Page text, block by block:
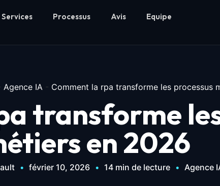
Services Processus Avis Equipe
Agence IA - Comment la rpa transforme les processus
transforme
en 2026
• février 10, 2026 • 14 min de lecture • Agence